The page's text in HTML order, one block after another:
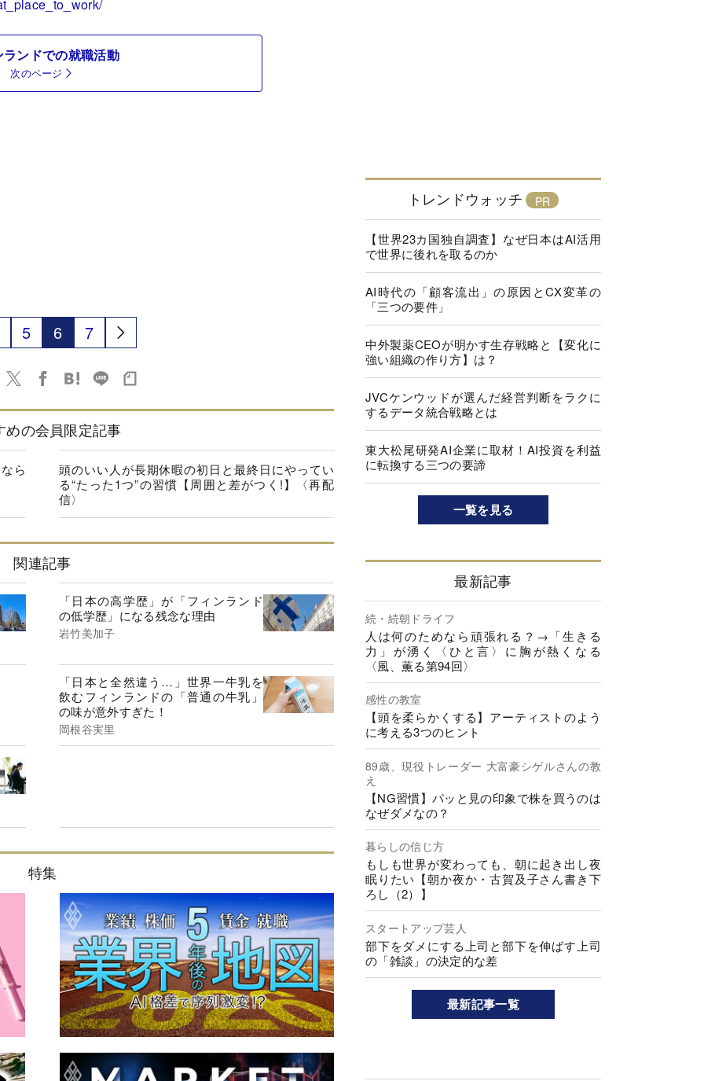
ランドでの就職活動
次のページ
5 6 7
めの会員限定記事
ら
頭のいい人が長期休暇の初日と最終日にやってい
る“たった1つ”の習慣【周囲と差がつく!】〈再配
信〉
関連記事
「日本の高学歴」が「フィンランド
の低学歴」になる残念な理由
岩竹美加子
「日本と全然違う…」世界一牛乳を
飲むフィンランドの「普通の牛乳」
の味が意外すぎた！
岡根谷実里
特集
トレンドウォッチ
【世界23カ国独自調査】なぜ日本はAI活用
で世界に後れを取るのか
AI時代の「顧客流出」の原因とCX変革の
「三つの要件」
中外製薬CEOが明かす生存戦略と【変化に
強い組織の作り方】は？
JVCケンウッドが選んだ経営判断をラクに
するデータ統合戦略とは
東大松尾研発AI企業に取材！AI投資を利益
に転換する三つの要諦
一覧を見る
最新記事
続・続朝ドライフ
人は何のためなら頑張れる？→「生きる
力」が湧く〈ひと言〉に胸が熱くなる
〈風、薫る第94回〉
感性の教室
【頭を柔らかくする】アーティストのよう
に考える3つのヒント
89歳、現役トレーダー 大富豪シゲルさんの教
え
【NG習慣】パッと見の印象で株を買うのは
なぜダメなの？
暮らしの信じ方
もしも世界が変わっても、朝に起き出し夜
眠りたい【朝か夜か・古賀及子さん書き下
ろし（2）】
スタートアップ芸人
部下をダメにする上司と部下を伸ばす上司
の「雑談」の決定的な差
最新記事一覧